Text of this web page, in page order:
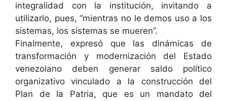
integralidad con la institución, invitando a
utilizarlo, pues, “mientras no le demos uso a los
sistemas, los sistemas se mueren”.
Finalmente, expresó que las dinámicas de
transformación y modernización del Estado
venezolano deben generar saldo político
organizativo vinculado a la construcción del
Plan de la Patria, que es un mandato del